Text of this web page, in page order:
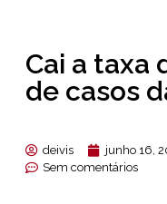
Cai a taxa
de casos
deivis junho 16,
Sem comentários